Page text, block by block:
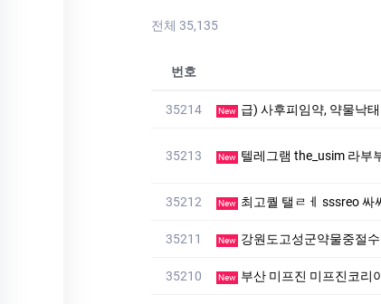
전체 35,135
번호
35214 New 급) 사후피임약, 약물낙
35213 New 텔레그램 the_usim 라부부선
35212 New 최고퀄 탤ㄹㅔ sssreo 싸싸
35211 New 강원도고성군약물중절
35210 New 부산 미프진 미프진코리